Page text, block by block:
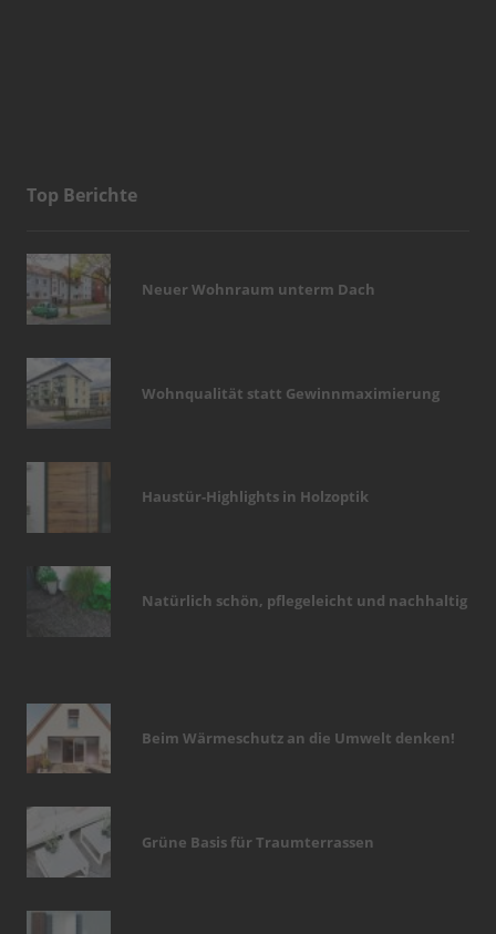
Top Berichte
Neuer Wohnraum unterm Dach
Wohnqualität statt Gewinnmaximierung
Haustür-Highlights in Holzoptik
Natürlich schön, pflegeleicht und nachhaltig
Beim Wärmeschutz an die Umwelt denken!
Grüne Basis für Traumterrassen